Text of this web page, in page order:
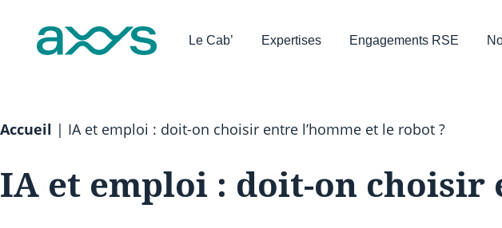
Le Cab’ Expertises Engagements RSE
Accueil | IA et emploi : doit-on choisir entre l’homme et le robot ?
IA et emploi : doit-on choisir